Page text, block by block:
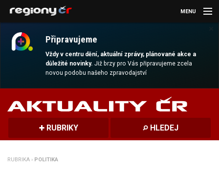
Připravujeme
Vždy v centru dění, aktuální zprávy, plánované akce a
důležité novinky.Již brzy pro Vás připravujeme zcela
novou podobu našeho zpravodajství
MENU
AKTUALITY
MAGAZÍN
DALŠÍ
REGION
RUBRIKY HLEDEJ
RUBRIKA › POLITIKA